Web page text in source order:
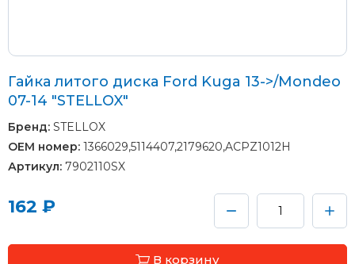
Гайка литого диска Ford Kuga 13->/Mondeo
07-14 "STELLOX"
Бренд: STELLOX
OEM номер: 1366029,5114407,2179620,ACPZ1012H
Артикул: 7902110SX
162 ₽
В корзину